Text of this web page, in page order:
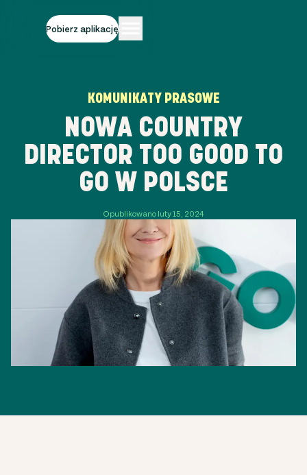
Pobierz aplikację
KOMUNIKATY PRASOWE
NOWA COUNTRY
DIRECTOR TOO GOOD TO
GO W POLSCE
Opublikowano luty 15, 2024